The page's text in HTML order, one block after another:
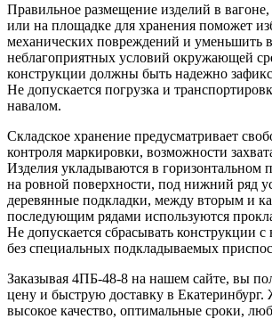
Правильное размещение изделий в
или на площадке для хранения поможет
механических повреждений и уменьшить
неблагоприятных условий окружающей
конструкции должны быть надежно
Не допускается погрузка и
навалом.
Складское хранение предусматривает
контроля маркировки, возможности
Изделия укладываются в горизонтальном
на ровной поверхности, под нижний ряд
деревянные подкладки, между вторым и
последующим рядами используются
Не допускается сбрасывать конструкции
без специальных подкладываемых
Заказывая 4ПБ-48-8 на нашем сайте, вы
цену и быструю доставку в
высокое качество, оптимальные сроки,